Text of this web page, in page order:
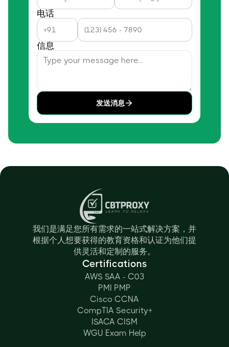
电话
信息
发送消息
我们是满足您所有需求的一站式解决方案，并
根据个人想要获得的教育资格和认证为他们提
供灵活和定制的服务。
Certifications
AWS SAA - C03
PMI PMP
Cisco CCNA
CompTIA Security+
ISACA CISM
WGU Exam Help